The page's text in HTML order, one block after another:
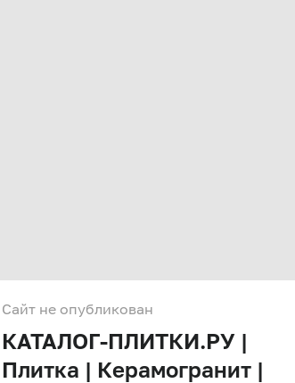
Сайт не опубликован
КАТАЛОГ-ПЛИТКИ.РУ |
Плитка | Керамогранит |